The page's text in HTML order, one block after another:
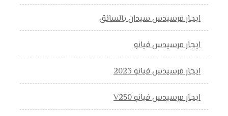
ايجار مرسيدس سيدان بالسائق
ايجار مرسيدس فيانو
ايجار مرسيدس فيانو 2023
ايجار مرسيدس فيانو V250